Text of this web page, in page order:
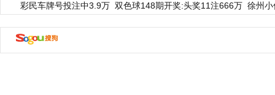
彩民车牌号投注中3.9万 双色球148期开奖:头奖11注666万 徐州